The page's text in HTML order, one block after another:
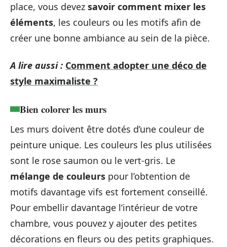
place, vous devez savoir comment mixer les
éléments, les couleurs ou les motifs afin de
créer une bonne ambiance au sein de la pièce.
A lire aussi : Comment adopter une déco de
style maximaliste ?
Bien colorer les murs
Les murs doivent être dotés d’une couleur de
peinture unique. Les couleurs les plus utilisées
sont le rose saumon ou le vert-gris. Le
mélange de couleurs pour l’obtention de
motifs davantage vifs est fortement conseillé.
Pour embellir davantage l’intérieur de votre
chambre, vous pouvez y ajouter des petites
décorations en fleurs ou des petits graphiques.